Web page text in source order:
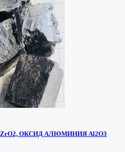
ОКСИД АЛЮМИНИЯ Al2O3